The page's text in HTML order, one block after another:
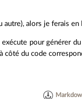
autre), alors je ferais en
pour générer du
côté du code